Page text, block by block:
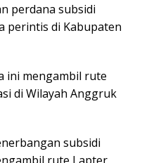
perdana subsidi
perintis di Kabupaten
ini mengambil rute
di Wilayah Anggruk
subsidi